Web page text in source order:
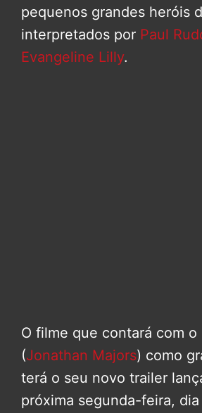
pequenos grandes heróis
interpretados por Paul
Evangeline Lilly.
O filme que contará com o
(Jonathan Majors) como
terá o seu novo trailer
próxima segunda-feira, dia